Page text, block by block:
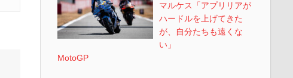
マルケス「アプリリアが
ハードルを上げてきた
が、自分たちも遠くな
い」
MotoGP